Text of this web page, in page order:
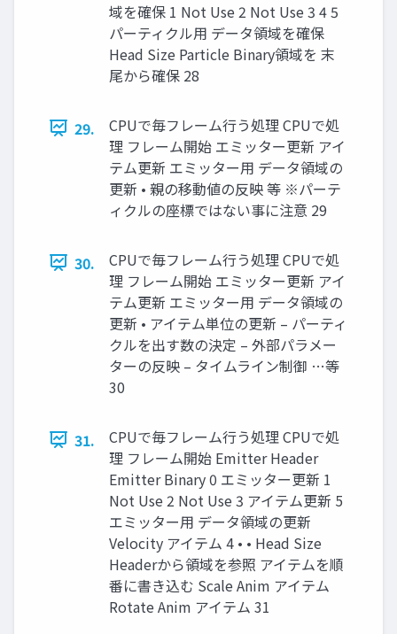
域を確保 1 Not Use 2 Not Use 3 4 5
パーティクル用 データ領域を確保
Head Size Particle Binary領域を 末
尾から確保 28
29.
CPUで毎フレーム行う処理 CPUで処
理 フレーム開始 エミッター更新 アイ
テム更新 エミッター用 データ領域の
更新 • 親の移動値の反映 等 ※パーテ
ィクルの座標ではない事に注意 29
30.
CPUで毎フレーム行う処理 CPUで処
理 フレーム開始 エミッター更新 アイ
テム更新 エミッター用 データ領域の
更新 • アイテム単位の更新 – パーティ
クルを出す数の決定 – 外部パラメー
ターの反映 – タイムライン制御 …等
30
31.
CPUで毎フレーム行う処理 CPUで処
理 フレーム開始 Emitter Header
Emitter Binary 0 エミッター更新 1
Not Use 2 Not Use 3 アイテム更新 5
エミッター用 データ領域の更新
Velocity アイテム 4 • • Head Size
Headerから領域を参照 アイテムを順
番に書き込む Scale Anim アイテム
Rotate Anim アイテム 31